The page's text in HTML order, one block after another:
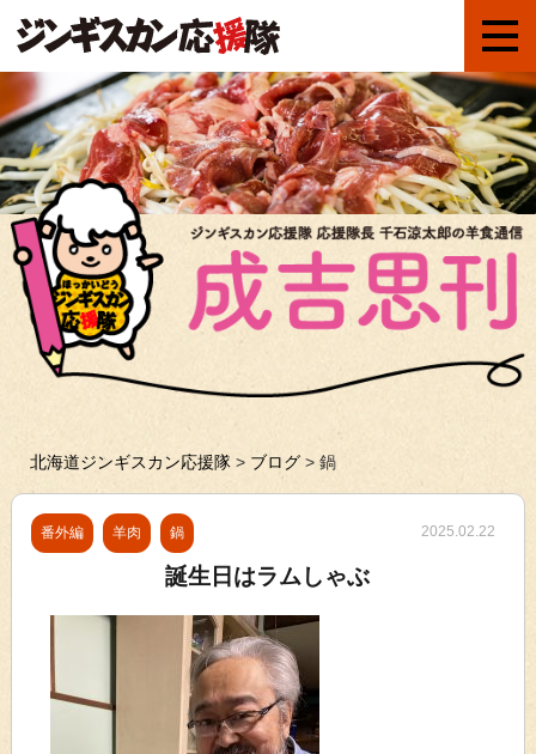
北海道ジンギスカン応援隊 > ブログ >鍋
番外編 羊肉 鍋 2025.02.22
誕生日はラムしゃぶ